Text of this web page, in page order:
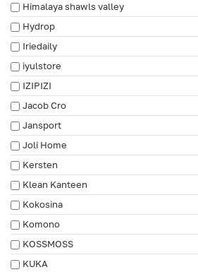
Himalaya shawls valley
Hydrop
Iriedaily
iyulstore
IZIPIZI
Jacob Cro
Jansport
Joli Home
Kersten
Klean Kanteen
Kokosina
Komono
KOSSMOSS
KUKA